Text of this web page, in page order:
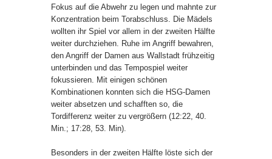
Fokus auf die Abwehr zu legen und mahnte zur
Konzentration beim Torabschluss. Die Mädels
wollten ihr Spiel vor allem in der zweiten Hälfte
weiter durchziehen. Ruhe im Angriff bewahren,
den Angriff der Damen aus Wallstadt frühzeitig
unterbinden und das Tempospiel weiter
fokussieren. Mit einigen schönen
Kombinationen konnten sich die HSG-Damen
weiter absetzen und schafften so, die
Tordifferenz weiter zu vergrößern (12:22, 40.
Min.; 17:28, 53. Min).
Besonders in der zweiten Hälfte löste sich der